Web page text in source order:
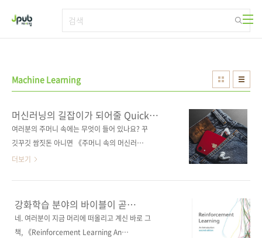
Machine Learning
머신러닝의 길잡이가 되어줄 Quick
Reference!
여러분의 주머니 속에는 무엇이 들어 있나요? 꾸
깃꾸깃 쌈짓돈 아니면 《주머니 속의 머신러
닝》? 청바지 광고 아닙니다, 애플 광고도 아닙
정립하지 못하신 분들께 이 책을 추천해드립니
다. 이 책은 데이터 과학(data science) 분야에
서 공통적으로 사용되는 pandas, scikit-learn
더보기
강화학습 분야의 바이블이 곧
출간됩니다!
네. 여러분이 지금 머리에 떠올리고 계신 바로 그
책, 《Reinforcement Learning An